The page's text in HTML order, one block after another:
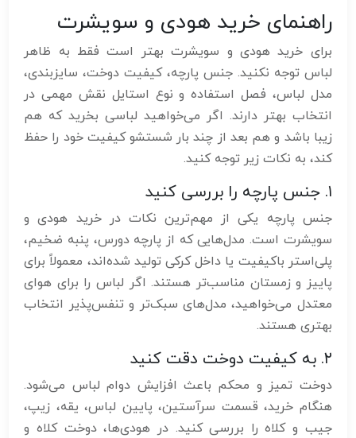
راهنمای خرید هودی و سویشرت
برای خرید هودی و سویشرت بهتر است فقط به ظاهر
لباس توجه نکنید. جنس پارچه، کیفیت دوخت، سایزبندی،
مدل لباس، فصل استفاده و نوع استایل نقش مهمی در
انتخاب بهتر دارند. اگر می‌خواهید لباسی بخرید که هم
زیبا باشد و هم بعد از چند بار شستشو کیفیت خود را حفظ
کند، به نکات زیر توجه کنید.
۱. جنس پارچه را بررسی کنید
جنس پارچه یکی از مهم‌ترین نکات در خرید هودی و
سویشرت است. مدل‌هایی که از پارچه دورس، پنبه ضخیم،
پلی‌استر باکیفیت یا داخل کرکی تولید شده‌اند، معمولاً برای
پاییز و زمستان مناسب‌تر هستند. اگر لباس را برای هوای
معتدل می‌خواهید، مدل‌های سبک‌تر و تنفس‌پذیر انتخاب
بهتری هستند.
۲. به کیفیت دوخت دقت کنید
دوخت تمیز و محکم باعث افزایش دوام لباس می‌شود.
هنگام خرید، قسمت سرآستین، پایین لباس، یقه، زیپ،
جیب و کلاه را بررسی کنید. در هودی‌ها، دوخت کلاه و